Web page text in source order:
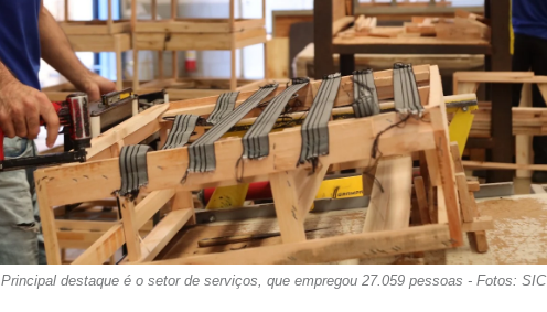
Principal destaque é o setor de serviços, que empregou 27.059 pessoas - Fotos: SIC